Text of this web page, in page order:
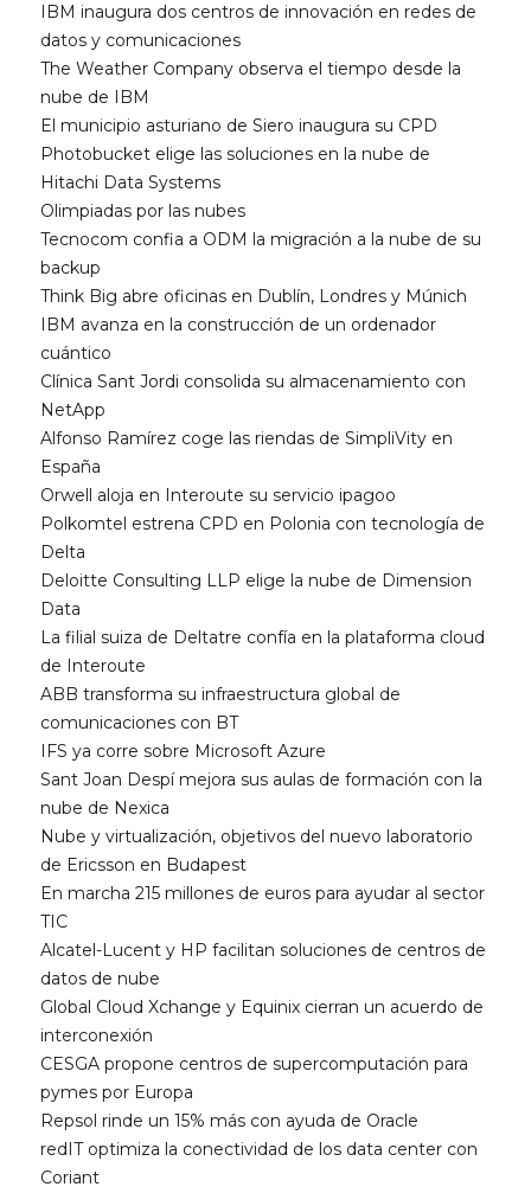
IBM inaugura dos centros de innovación en redes de
datos y comunicaciones
The Weather Company observa el tiempo desde la
nube de IBM
El municipio asturiano de Siero inaugura su CPD
Photobucket elige las soluciones en la nube de
Hitachi Data Systems
Olimpiadas por las nubes
Tecnocom confia a ODM la migración a la nube de su
backup
Think Big abre oficinas en Dublín, Londres y Múnich
IBM avanza en la construcción de un ordenador
cuántico
Clínica Sant Jordi consolida su almacenamiento con
NetApp
Alfonso Ramírez coge las riendas de SimpliVity en
España
Orwell aloja en Interoute su servicio ipagoo
Polkomtel estrena CPD en Polonia con tecnología de
Delta
Deloitte Consulting LLP elige la nube de Dimension
Data
La filial suiza de Deltatre confía en la plataforma cloud
de Interoute
ABB transforma su infraestructura global de
comunicaciones con BT
IFS ya corre sobre Microsoft Azure
Sant Joan Despí mejora sus aulas de formación con la
nube de Nexica
Nube y virtualización, objetivos del nuevo laboratorio
de Ericsson en Budapest
En marcha 215 millones de euros para ayudar al sector
TIC
Alcatel-Lucent y HP facilitan soluciones de centros de
datos de nube
Global Cloud Xchange y Equinix cierran un acuerdo de
interconexión
CESGA propone centros de supercomputación para
pymes por Europa
Repsol rinde un 15% más con ayuda de Oracle
redIT optimiza la conectividad de los data center con
Coriant